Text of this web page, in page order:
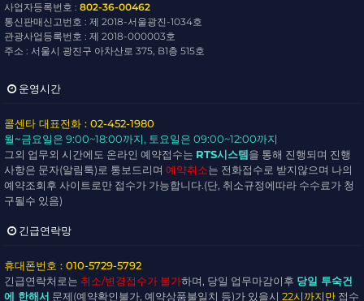
사업자등록번호 : 802-36-00462
통신판매신고번호 : 제 2018-서울광진-1034호
관광사업등록번호 : 제 2018-000003호
주소 : 서울시 광진구 아차산로 375, B1층 515호
운영시간
콜센타 대표전화 : 02-452-1980
월~금요일은 9:00~18:00까지, 토요일은 09:00~12:00까지
그외 업무외 시간에도 온라인 예약접수는 RTS시스템을 통해 진행되며 진행
사항은 문자(알림톡)로 통보드리며 예약취소는 전화접수로 받지않으며 나의
예약조회후 사이트로만 접수가 가능합니다.(단, 취소규정에따라 수수료가 청
구될수 있음)
긴급연락망
휴대폰번호 : 010-5729-5792
긴급연락처로는 취소/변경접수가 불가하며, 당일 업무마감이후 당일 투숙건
에 한해서 문제(예약확인불가, 예약상품불일치 등)가 있을시 22시까지만 접수